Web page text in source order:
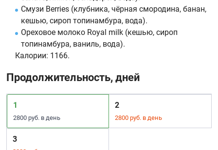
Смузи Berries (клубника, чёрная смородина, банан,
кешью, сироп топинамбура, вода).
Ореховое молоко Royal milk (кешью, сироп
топинамбура, ваниль, вода).
Калории: 1166.
Продолжительность, дней
1
2800 руб. в день
2
2800 руб. в день
3